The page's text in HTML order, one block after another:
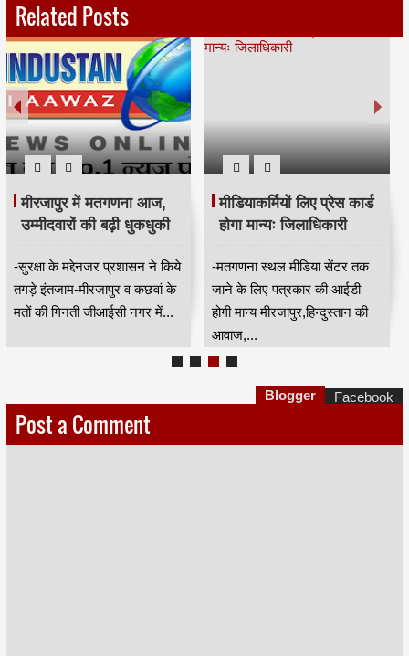
Related Posts
मीरजापुर में मतगणना आज,
उम्मीदवारों की बढ़ी धुकधुकी
-सुरक्षा के मद्देनजर प्रशासन ने किये
तगड़े इंतजाम-मीरजापुर व कछवां के
मतों की गिनती जीआईसी नगर में...
मीडियाकर्मियों लिए प्रेस कार्ड
होगा मान्यः जिलाधिकारी
-मतगणना स्थल मीडिया सेंटर तक
जाने के लिए पत्रकार की आईडी
होगी मान्य मीरजापुर,हिन्दुस्तान की
आवाज,...
Post a Comment
Blogger Facebook